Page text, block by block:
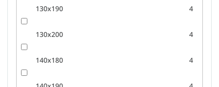
130x190 4
130x200 4
140x180 4